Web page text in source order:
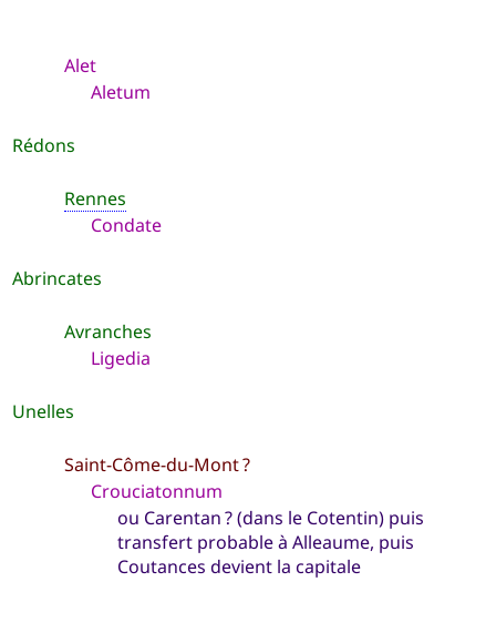
Alet
Aletum
Rédons
Rennes
Condate
Abrincates
Avranches
Ligedia
Unelles
Saint-Côme-du-Mont ?
Crouciatonnum
ou Carentan ? (dans le Cotentin) puis
transfert probable à Alleaume, puis
Coutances devient la capitale